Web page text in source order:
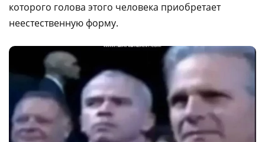
которого голова этого человека приобретает
неестественную форму.